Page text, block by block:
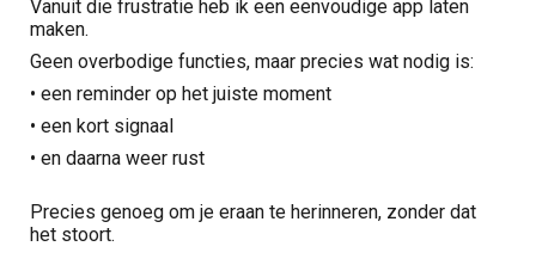
Vanuit die frustratie heb ik een eenvoudige app laten
maken.
Geen overbodige functies, maar precies wat nodig is:
• een reminder op het juiste moment
• een kort signaal
• en daarna weer rust
Precies genoeg om je eraan te herinneren, zonder dat
het stoort.